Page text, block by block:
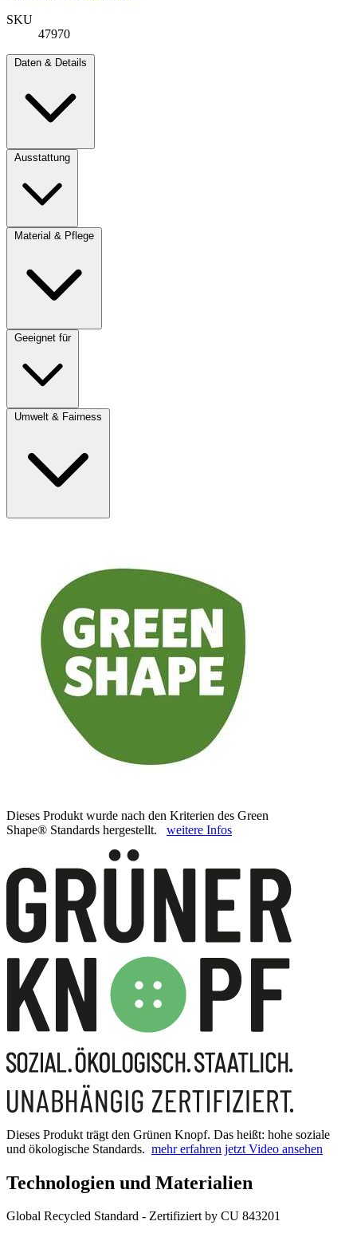
SKU
47970
Daten & Details
Ausstattung
Material & Pflege
Geeignet für
Umwelt & Fairness
Dieses Produkt wurde nach den Kriterien des Green
Shape® Standards hergestellt. weitere Infos
Dieses Produkt trägt den Grünen Knopf. Das heißt: hohe soziale
und ökologische Standards. mehr erfahren jetzt Video ansehen
Technologien und Materialien
Global Recycled Standard - Zertifiziert by CU 843201